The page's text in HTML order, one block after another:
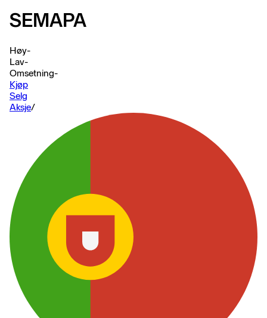
SEMAPA
Høy-
Lav-
Omsetning-
Kjøp
Selg
Aksje/